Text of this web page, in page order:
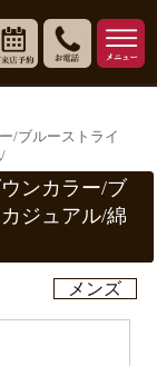
/ブルーストライ
ンカラー/ブ
ジュアル/綿
メンズ